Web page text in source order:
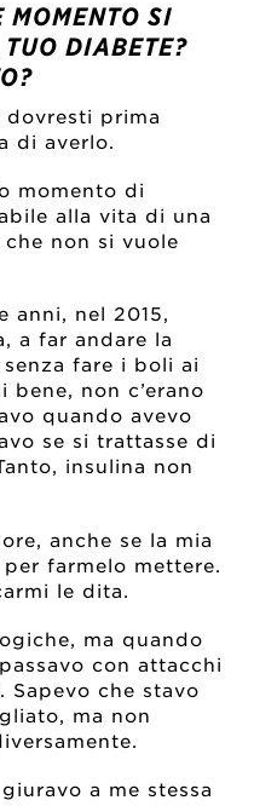
MOMENTO SI
DIABETE?
prima
di averlo.
momento di
alla vita di una
non si vuole
anni, nel 2015,
a far andare la
fare i boli ai
bene, non c’erano
quando avevo
se si trattasse di
insulina non
anche se la mia
farmelo mettere.
le dita.
ma quando
con attacchi
Sapevo che stavo
ma non
a me stessa